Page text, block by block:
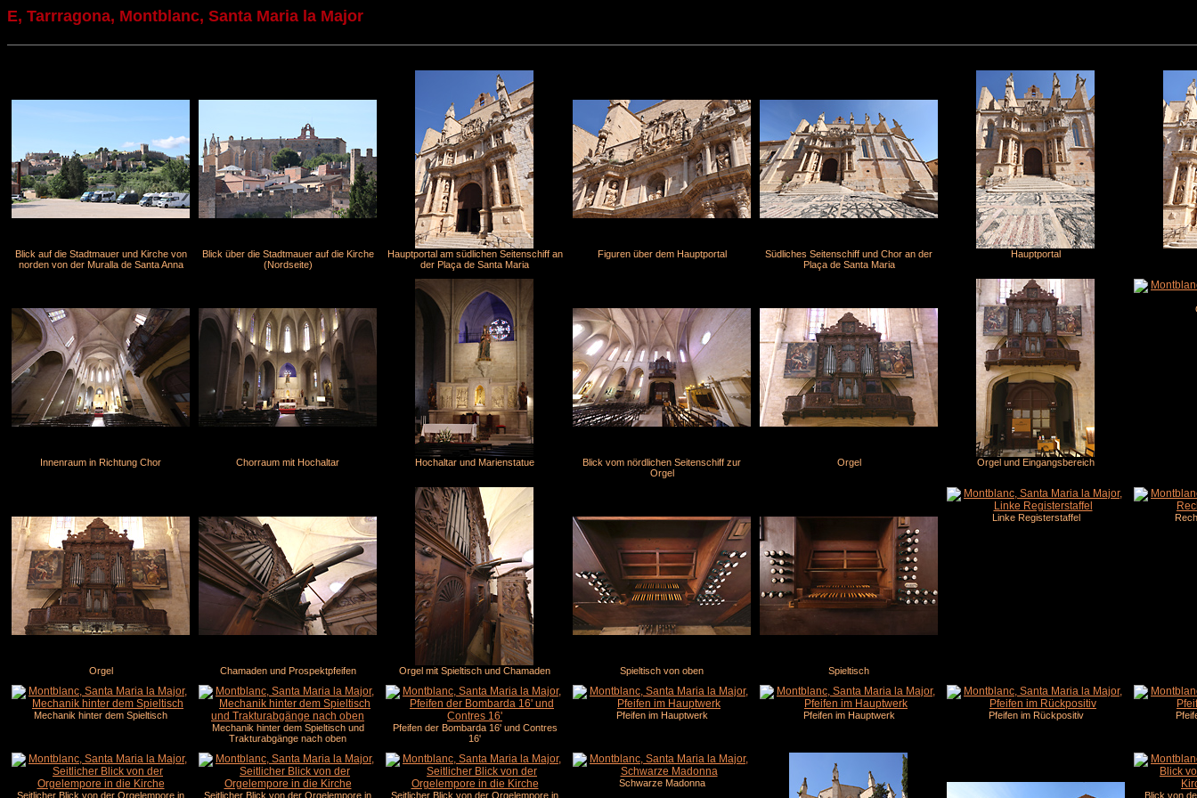
E, Tarrragona, Montblanc, Santa Maria la Major
Blick auf die Stadtmauer und Kirche von
norden von der Muralla de Santa Anna
Blick über die Stadtmauer auf die Kirche
(Nordseite)
Hauptportal am südlichen Seitenschiff an
der Plaça de Santa Maria
Figuren über dem Hauptportal
Südliches Seitenschiff und Chor an der
Plaça de Santa Maria
Hauptportal
Innenraum in Richtung Chor Chorraum mit Hochaltar Hochaltar und Marienstatue
Blick vom nördlichen Seitenschiff zur
Orgel
Orgel Orgel und Eingangsbereich
Orgel Chamaden und Prospektpfeifen Orgel mit Spieltisch und Chamaden Spieltisch von oben Spieltisch
Linke Registerstaffel
Mechanik hinter dem Spieltisch
Mechanik hinter dem Spieltisch und
Trakturabgänge nach oben
Pfeifen der Bombarda 16' und Contres
16'
Pfeifen im Hauptwerk Pfeifen im Hauptwerk Pfeifen im Rückpositiv
Seitlicher Blick von der Orgelempore in Seitlicher Blick von der Orgelempore in Seitlicher Blick von der Orgelempore in
Schwarze Madonna
Blick von